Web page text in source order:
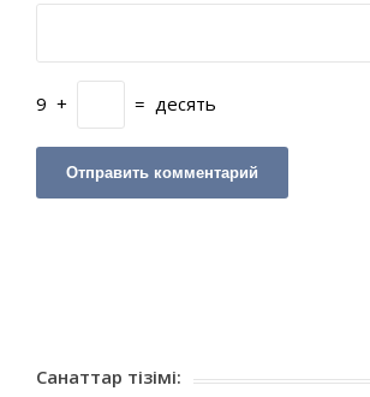
9 + = десять
Санаттар тізімі: